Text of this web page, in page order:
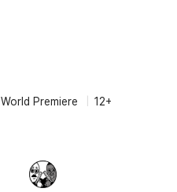
World Premiere 12+